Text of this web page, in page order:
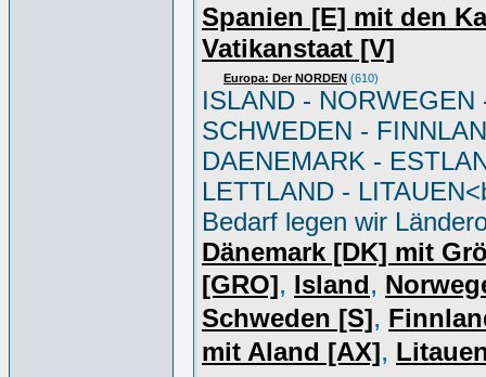
Spanien [E] mit den
Vatikanstaat [V]
Europa: Der NORDEN (610)
ISLAND - NORWEGEN
SCHWEDEN -
DAENEMARK -
LETTLAND -
Bedarf legen wir
Dänemark [DK] mit
[GRO], Island,
Schweden [S],
mit Aland [AX],